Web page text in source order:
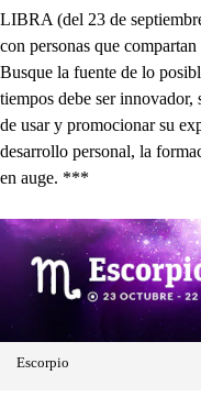
LIBRA (del 23 de
con personas que
Busque la fuente de lo
tiempos debe ser innovador,
de usar y promocionar su
desarrollo personal, la
en auge. ***
Escorpio